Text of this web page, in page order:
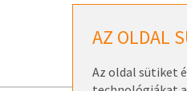
AZ OLDAL
Az oldal sütiket
2026.